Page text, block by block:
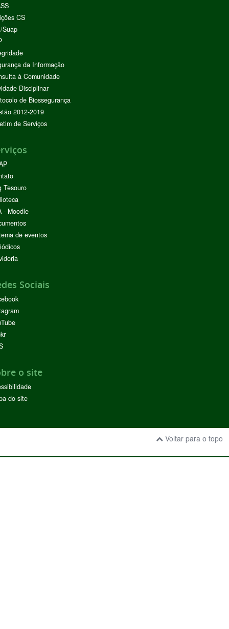
CS
Suap
da Informação
à Comunidade
Disciplinar
de Biossegurança
2012-2019
de Serviços
Tesouro
- Moodle
de eventos
Sociais
o site
do site
Voltar para o topo